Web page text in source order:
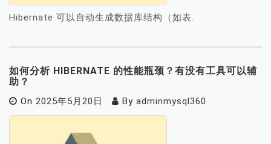
Hibernate 可以自动生成数据库结构（如表.
如何分析 HIBERNATE 的性能瓶颈？有没有工具可以辅
助？
On 2025年5月20日 By adminmysql360